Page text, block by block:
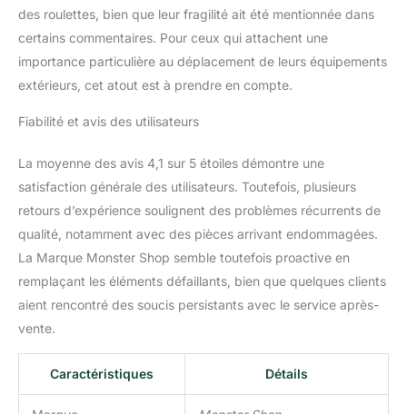
précision. TIRIOR À
CENDRES AMOVIBLE -
Le tiroir à cendres
amovible change la
facilité et d'efficacité. Il
nettoyage en vous
sans effort les cendres et
les débris accumulés
dans la chambre du four.
ENSEMBLE DE PIZZA
ensemble comprend une
plaque à pizza, un
qualité, vous fournissant
des roulettes, bien que leur fragilité ait été mentionnée dans
certains commentaires. Pour ceux qui attachent une
importance particulière au déplacement de leurs équipements
extérieurs, cet atout est à prendre en compte.
Fiabilité et avis des utilisateurs
La moyenne des avis 4,1 sur 5 étoiles démontre une
satisfaction générale des utilisateurs. Toutefois, plusieurs
retours d’expérience soulignent des problèmes récurrents de
qualité, notamment avec des pièces arrivant endommagées.
La Marque Monster Shop semble toutefois proactive en
remplaçant les éléments défaillants, bien que quelques clients
aient rencontré des soucis persistants avec le service après-
vente.
Caractéristiques Détails